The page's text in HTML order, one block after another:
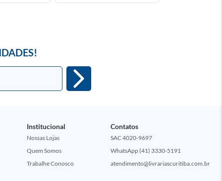
Institucional
Nossas Lojas
Quem Somos
Trabalhe Conosco
Contatos
SAC 4020-9697
WhatsApp (41) 3330-5191
atendimento@livrariascuritiba.com.br